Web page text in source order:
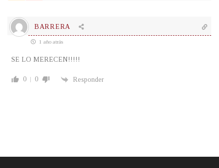
BARRERA
1 año atrás
SE LO MERECEN!!!!!
0 0 Responder